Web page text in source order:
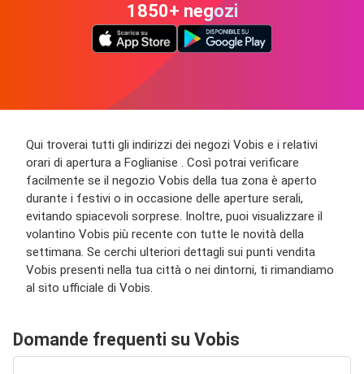
1850+ negozi
Qui troverai tutti gli indirizzi dei negozi Vobis e i relativi
orari di apertura a Foglianise . Così potrai verificare
facilmente se il negozio Vobis della tua zona è aperto
durante i festivi o in occasione delle aperture serali,
evitando spiacevoli sorprese. Inoltre, puoi visualizzare il
volantino Vobis più recente con tutte le novità della
settimana. Se cerchi ulteriori dettagli sui punti vendita
Vobis presenti nella tua città o nei dintorni, ti rimandiamo
al sito ufficiale di Vobis.
Domande frequenti su Vobis